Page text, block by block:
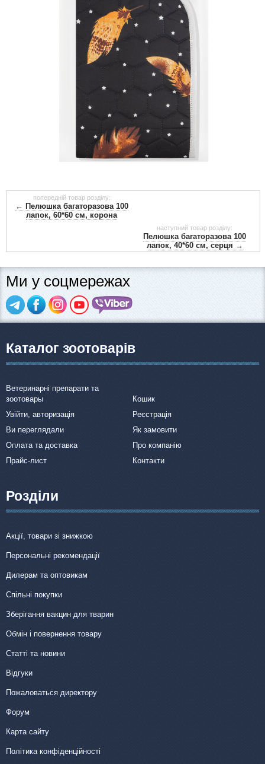
попередній товар розділу:
← Пелюшка багаторазова 100
лапок, 60*60 см, корона
наступний товар розділу:
Пелюшка багаторазова 100
лапок, 40*60 см, серця →
Ми у соцмережах
Каталог зоотоварів
Ветеринарні препарати та
зоотовары
Кошик
Увійти, авторизація
Реєстрація
Ви переглядали
Як замовити
Оплата та доставка
Про компанію
Прайс-лист
Контакти
Розділи
Акції, товари зі знижкою
Персональні рекомендації
Дилерам та оптовикам
Спільні покупки
Зберігання вакцин для тварин
Обмін і повернення товару
Статті та новини
Відгуки
Пожаловаться директору
Форум
Карта сайту
Політика конфіденційності